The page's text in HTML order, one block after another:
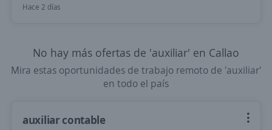
Hace 2 días
No hay más ofertas de 'auxiliar' en Callao
Mira estas oportunidades de trabajo remoto de 'auxiliar'
en todo el país
auxiliar contable